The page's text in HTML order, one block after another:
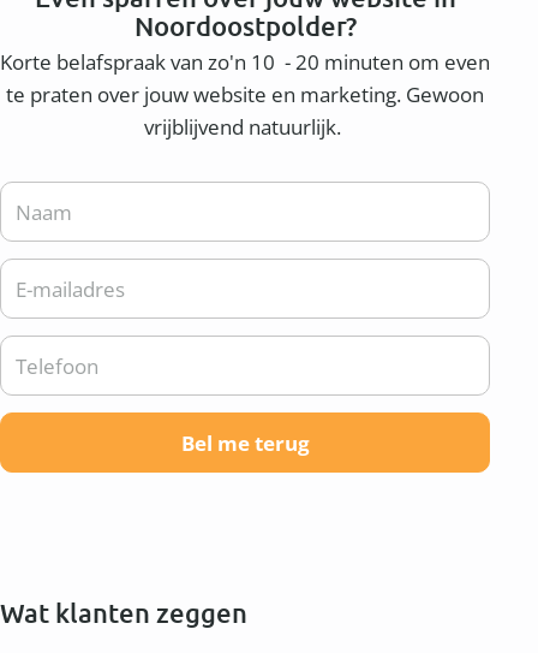
Noordoostpolder?
Korte belafspraak van zo'n 10 - 20 minuten om even
te praten over jouw website en marketing. Gewoon
vrijblijvend natuurlijk.
Wat klanten zeggen